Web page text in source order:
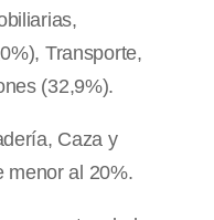
Transporte,
(32,9%).
Caza y
menor al 20%.